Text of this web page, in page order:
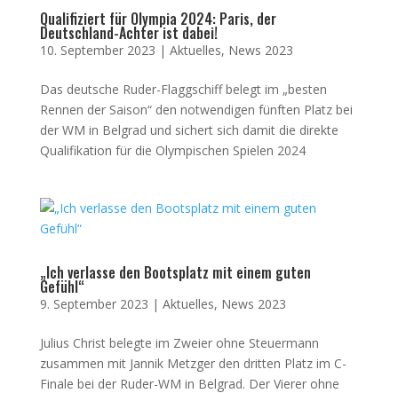
Qualifiziert für Olympia 2024: Paris, der
Deutschland-Achter ist dabei!
10. September 2023 | Aktuelles, News 2023
Das deutsche Ruder-Flaggschiff belegt im „besten
Rennen der Saison“ den notwendigen fünften Platz bei
der WM in Belgrad und sichert sich damit die direkte
Qualifikation für die Olympischen Spielen 2024
„Ich verlasse den Bootsplatz mit einem guten
Gefühl“
9. September 2023 | Aktuelles, News 2023
Julius Christ belegte im Zweier ohne Steuermann
zusammen mit Jannik Metzger den dritten Platz im C-
Finale bei der Ruder-WM in Belgrad. Der Vierer ohne